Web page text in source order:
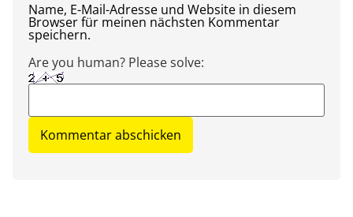
Name, E-Mail-Adresse und Website in diesem
Browser für meinen nächsten Kommentar
speichern.
Are you human? Please solve: